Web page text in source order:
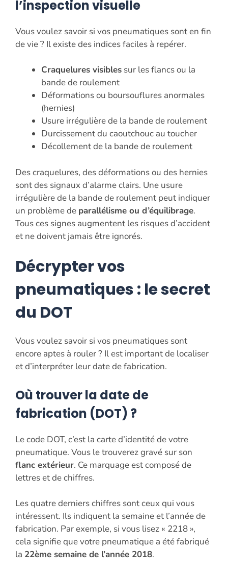
l’inspection visuelle
Vous voulez savoir si vos pneumatiques sont en fin
de vie ? Il existe des indices faciles à repérer.
Craquelures visibles sur les flancs ou la
bande de roulement
Déformations ou boursouflures anormales
(hernies)
Usure irrégulière de la bande de roulement
Durcissement du caoutchouc au toucher
Décollement de la bande de roulement
Des craquelures, des déformations ou des hernies
sont des signaux d’alarme clairs. Une usure
irrégulière de la bande de roulement peut indiquer
un problème de parallélisme ou d’équilibrage.
Tous ces signes augmentent les risques d’accident
et ne doivent jamais être ignorés.
Décrypter vos
pneumatiques : le secret
du DOT
Vous voulez savoir si vos pneumatiques sont
encore aptes à rouler ? Il est important de localiser
et d’interpréter leur date de fabrication.
Où trouver la date de
fabrication (DOT) ?
Le code DOT, c’est la carte d’identité de votre
pneumatique. Vous le trouverez gravé sur son
flanc extérieur. Ce marquage est composé de
lettres et de chiffres.
Les quatre derniers chiffres sont ceux qui vous
intéressent. Ils indiquent la semaine et l’année de
fabrication. Par exemple, si vous lisez « 2218 »,
cela signifie que votre pneumatique a été fabriqué
la 22ème semaine de l’année 2018.